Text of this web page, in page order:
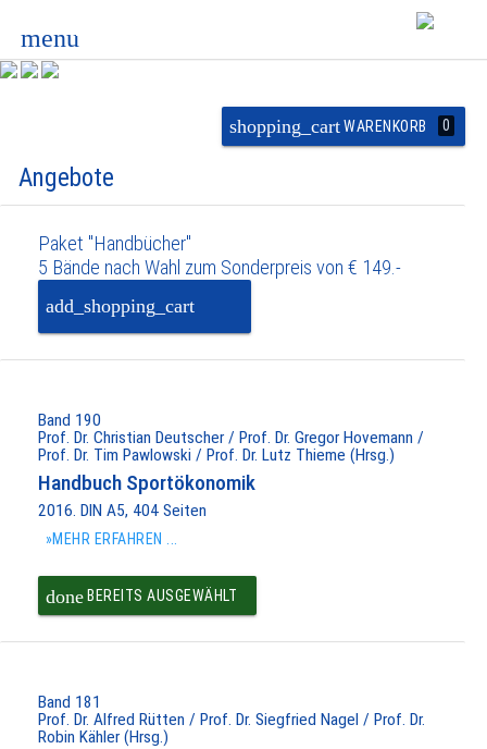
menu
shopping_cartWARENKORB 0
Angebote
Paket "Handbücher"
5 Bände nach Wahl zum Sonderpreis von € 149.-
add_shopping_cart
Band 190
Prof. Dr. Christian Deutscher / Prof. Dr. Gregor Hovemann /
Prof. Dr. Tim Pawlowski / Prof. Dr. Lutz Thieme (Hrsg.)
Handbuch Sportökonomik
2016. DIN A5, 404 Seiten
»MEHR ERFAHREN ...
doneBEREITS AUSGEWÄHLT
Band 181
Prof. Dr. Alfred Rütten / Prof. Dr. Siegfried Nagel / Prof. Dr.
Robin Kähler (Hrsg.)